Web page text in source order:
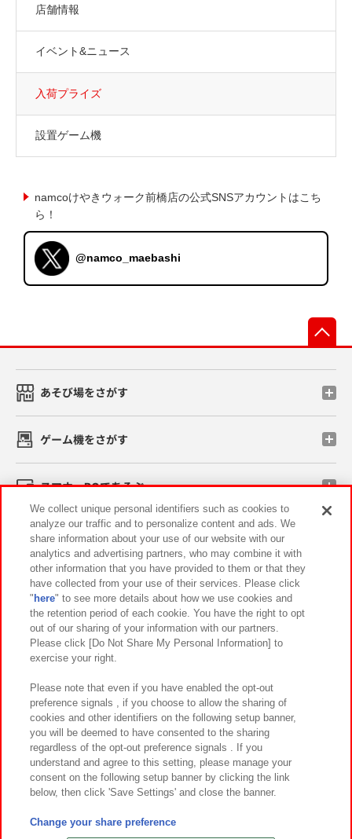
店舗情報
イベント&ニュース
入荷プライズ
設置ゲーム機
namcoけやきウォーク前橋店の公式SNSアカウントはこち
ら！
@namco_maebashi
あそび場をさがす
ゲーム機をさがす
スマホ・PCであそぶ
イベント・キャンペーン
関連会社 サステナビリティ サイトポリシー
プライバシーポリシー ウェブアクセシビリティ方針と検証結果
お取引先さまとともに
カスタマーハラスメント対応方針 よくあるご質問・お問い合わせ
©Bandai Namco Amusement Inc.
©Bandai Namco Amusement Lab Inc.
We collect unique personal identifiers such as cookies to
analyze our traffic and to personalize content and ads. We
share information about your use of our website with our
analytics and advertising partners, who may combine it with
other information that you have provided to them or that they
have collected from your use of their services. Please click
" here" to see more details about how we use cookies and
the retention period of each cookie. You have the right to opt
out of our sharing of your information with our partners.
Please click [Do Not Share My Personal Information] to
exercise your right.
Please note that even if you have enabled the opt-out
preference signals , if you choose to allow the sharing of
cookies and other identifiers on the following setup banner,
you will be deemed to have consented to the sharing
regardless of the opt-out preference signals . If you
understand and agree to this setting, please manage your
consent on the following setup banner by clicking the link
below, then click 'Save Settings' and close the banner.
Change your share preference